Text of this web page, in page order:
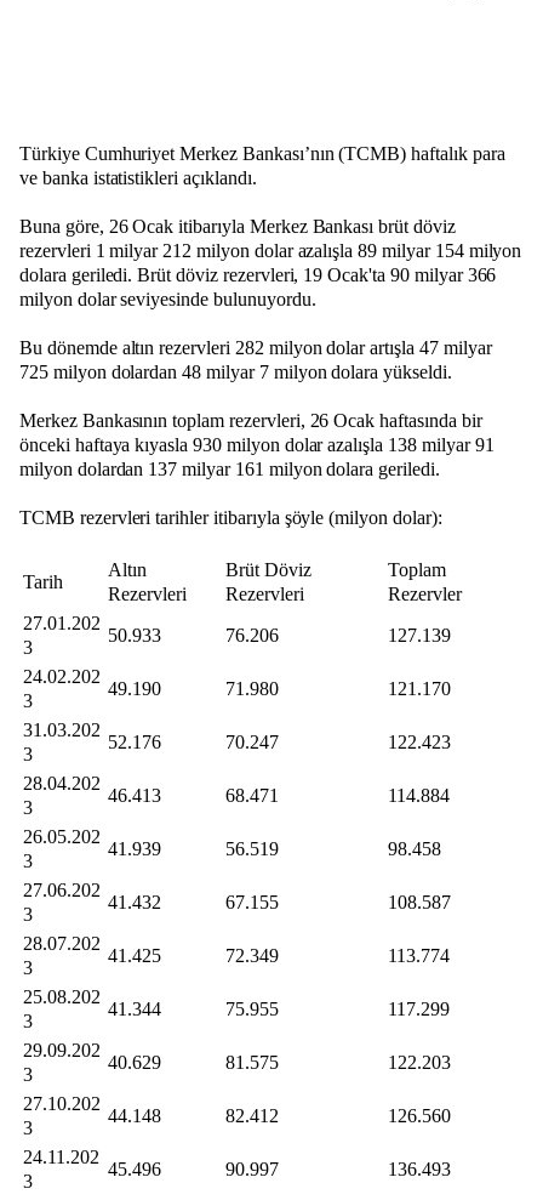
Türkiye Cumhuriyet Merkez Bankası’nın (TCMB) haftalık para
ve banka istatistikleri açıklandı.
Buna göre, 26 Ocak itibarıyla Merkez Bankası brüt döviz
rezervleri 1 milyar 212 milyon dolar azalışla 89 milyar 154 milyon
dolara geriledi. Brüt döviz rezervleri, 19 Ocak'ta 90 milyar 366
milyon dolar seviyesinde bulunuyordu.
Bu dönemde altın rezervleri 282 milyon dolar artışla 47 milyar
725 milyon dolardan 48 milyar 7 milyon dolara yükseldi.
Merkez Bankasının toplam rezervleri, 26 Ocak haftasında bir
önceki haftaya kıyasla 930 milyon dolar azalışla 138 milyar 91
milyon dolardan 137 milyar 161 milyon dolara geriledi.
TCMB rezervleri tarihler itibarıyla şöyle (milyon dolar):
Tarih
Altın
Rezervleri
Brüt Döviz
Rezervleri
Toplam
Rezervler
27.01.202
3
50.933 76.206
127.139
24.02.202
3
49.190 71.980
121.170
31.03.202
3
52.176 70.247
122.423
28.04.202
3
46.413 68.471
114.884
26.05.202
3
41.939 56.519
98.458
27.06.202
3
41.432 67.155
108.587
28.07.202
3
41.425 72.349
113.774
25.08.202
3
41.344 75.955
117.299
29.09.202
3
40.629 81.575
122.203
27.10.202
3
44.148 82.412
126.560
24.11.202
3
45.496 90.997 136.493